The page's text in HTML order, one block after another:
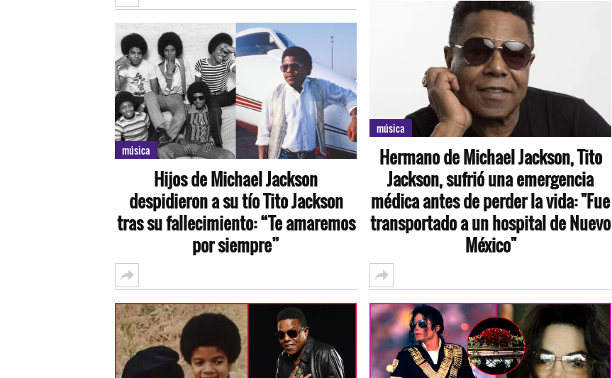
música
Hijos de Michael Jackson
despidieron a su tío Tito Jackson
tras su fallecimiento: “Te amaremos
por siempre”
música
Hermano de Michael Jackson, Tito
Jackson, sufrió una emergencia
médica antes de perder la vida: "Fue
transportado a un hospital de Nuevo
México"